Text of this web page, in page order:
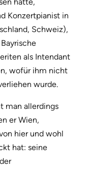
Konzertpianist in
Schweiz),
als Intendant
wofür ihm nicht
wurde.
man allerdings
er Wien,
hier und wohl
hat: seine